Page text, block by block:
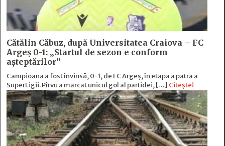
Cătălin Căbuz, după Universitatea Craiova – FC
Argeș 0-1: „Startul de sezon e conform
așteptărilor”
Campioana a fost învinsă, 0-1, de FC Argeș, în etapa a patra a
SuperLigii. Pîrvu a marcat unicul gol al partidei, […] Citește!